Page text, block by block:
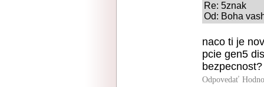
Re: 5znak
Od: Boha
naco ti je
pcie gen5
bezpecnost?
Odpovedať